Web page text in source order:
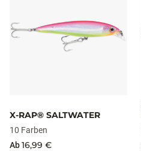
X-RAP® SALTWATER
10 Farben
Ab16,99 €